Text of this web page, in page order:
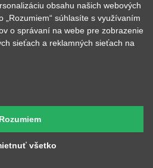
obsahu našich webových
„Rozumiem“ súhlasíte s využívaním
o správaní na webe pre zobrazenie
sieťach a reklamných sieťach na
všetko
Rozumiem